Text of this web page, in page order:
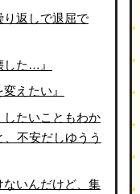
り返しで退屈で
した…』
えたい』
したいこともわか
不安だしゆうう
ないんだけど、集